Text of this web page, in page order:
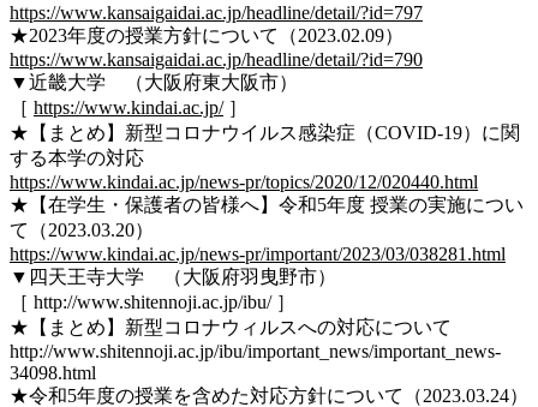
https://www.kansaigaidai.ac.jp/headline/detail/?id=797
★2023年度の授業方針について（2023.02.09）
https://www.kansaigaidai.ac.jp/headline/detail/?id=790
▼近畿大学 （大阪府東大阪市）
［ https://www.kindai.ac.jp/］
★【まとめ】新型コロナウイルス感染症（COVID-19）に関
する本学の対応
https://www.kindai.ac.jp/news-pr/topics/2020/12/020440.html
★【在学生・保護者の皆様へ】令和5年度 授業の実施につい
て（2023.03.20）
https://www.kindai.ac.jp/news-pr/important/2023/03/038281.html
▼四天王寺大学 （大阪府羽曳野市）
［ http://www.shitennoji.ac.jp/ibu/ ］
★【まとめ】新型コロナウィルスへの対応について
http://www.shitennoji.ac.jp/ibu/important_news/important_news-
34098.html
★令和5年度の授業を含めた対応方針について（2023.03.24）